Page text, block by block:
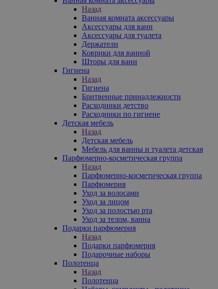
Назад
Ванная комната аксессуары
Аксессуары для ванн
Аксессуары для туалета
Держатели
Коврики для ванной
Шторы для ванн
Гигиена
Назад
Гигиена
Бритвенные принадлежности
Расходники детство
Расходники по гигиене
Детская мебель
Назад
Детская мебель
Мебель для ванны и туалета детская
Парфюмерно-косметическая группа
Назад
Парфюмерно-косметическая группа
Парфюмерия
Уход за волосами
Уход за лицом
Уход за полостью рта
Уход за телом, ванна
Подарки парфюмерия
Назад
Подарки парфюмерия
Подарочные наборы
Полотенца
Назад
Полотенца